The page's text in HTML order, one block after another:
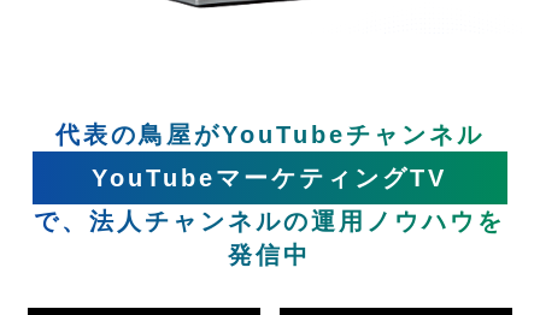
代表の鳥屋がYouTubeチャンネル
YouTubeマーケティングTV
で、法人チャンネルの運用ノウハウを
発信中